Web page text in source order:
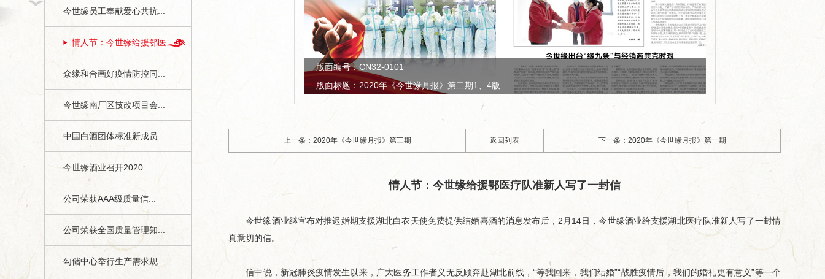
今世缘员工奉献爱心共抗...
情人节：今世缘给援鄂医...
众缘和合画好疫情防控同...
今世缘南厂区技改项目会...
中国白酒团体标准新成员...
今世缘酒业召开2020...
公司荣获AAA级质量信...
公司荣获全国质量管理知...
勾储中心举行生产需求规...
版面编号：CN32-0101
版面标题：2020年《今世缘月报》第二期2、3版
上一条：2020年《今世缘月报》第三期 返回列表 下一条：2020年《今世缘月报》第一期
情人节：今世缘给援鄂医疗队准新人写了一封信
今世缘酒业继宣布对推迟婚期支援湖北白衣天使免费提供结婚喜酒的消息发布后，2月14日，今世缘酒业给支援湖北医疗队准新人写了一封情
真意切的信。
信中说，新冠肺炎疫情发生以来，广大医务工作者义无反顾奔赴湖北前线，“等我回来，我们结婚”“战胜疫情后，我们的婚礼更有意义”等一个